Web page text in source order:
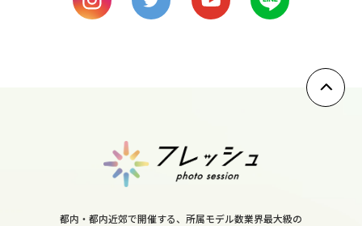
都内・都内近郊で開催する、所属モデル数業界最大級の